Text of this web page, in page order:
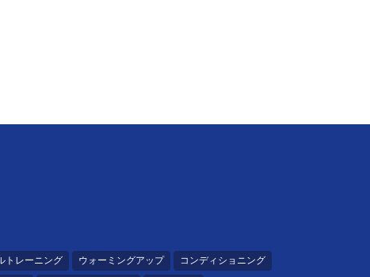
トレーニング ウォーミングアップ コンディショニング